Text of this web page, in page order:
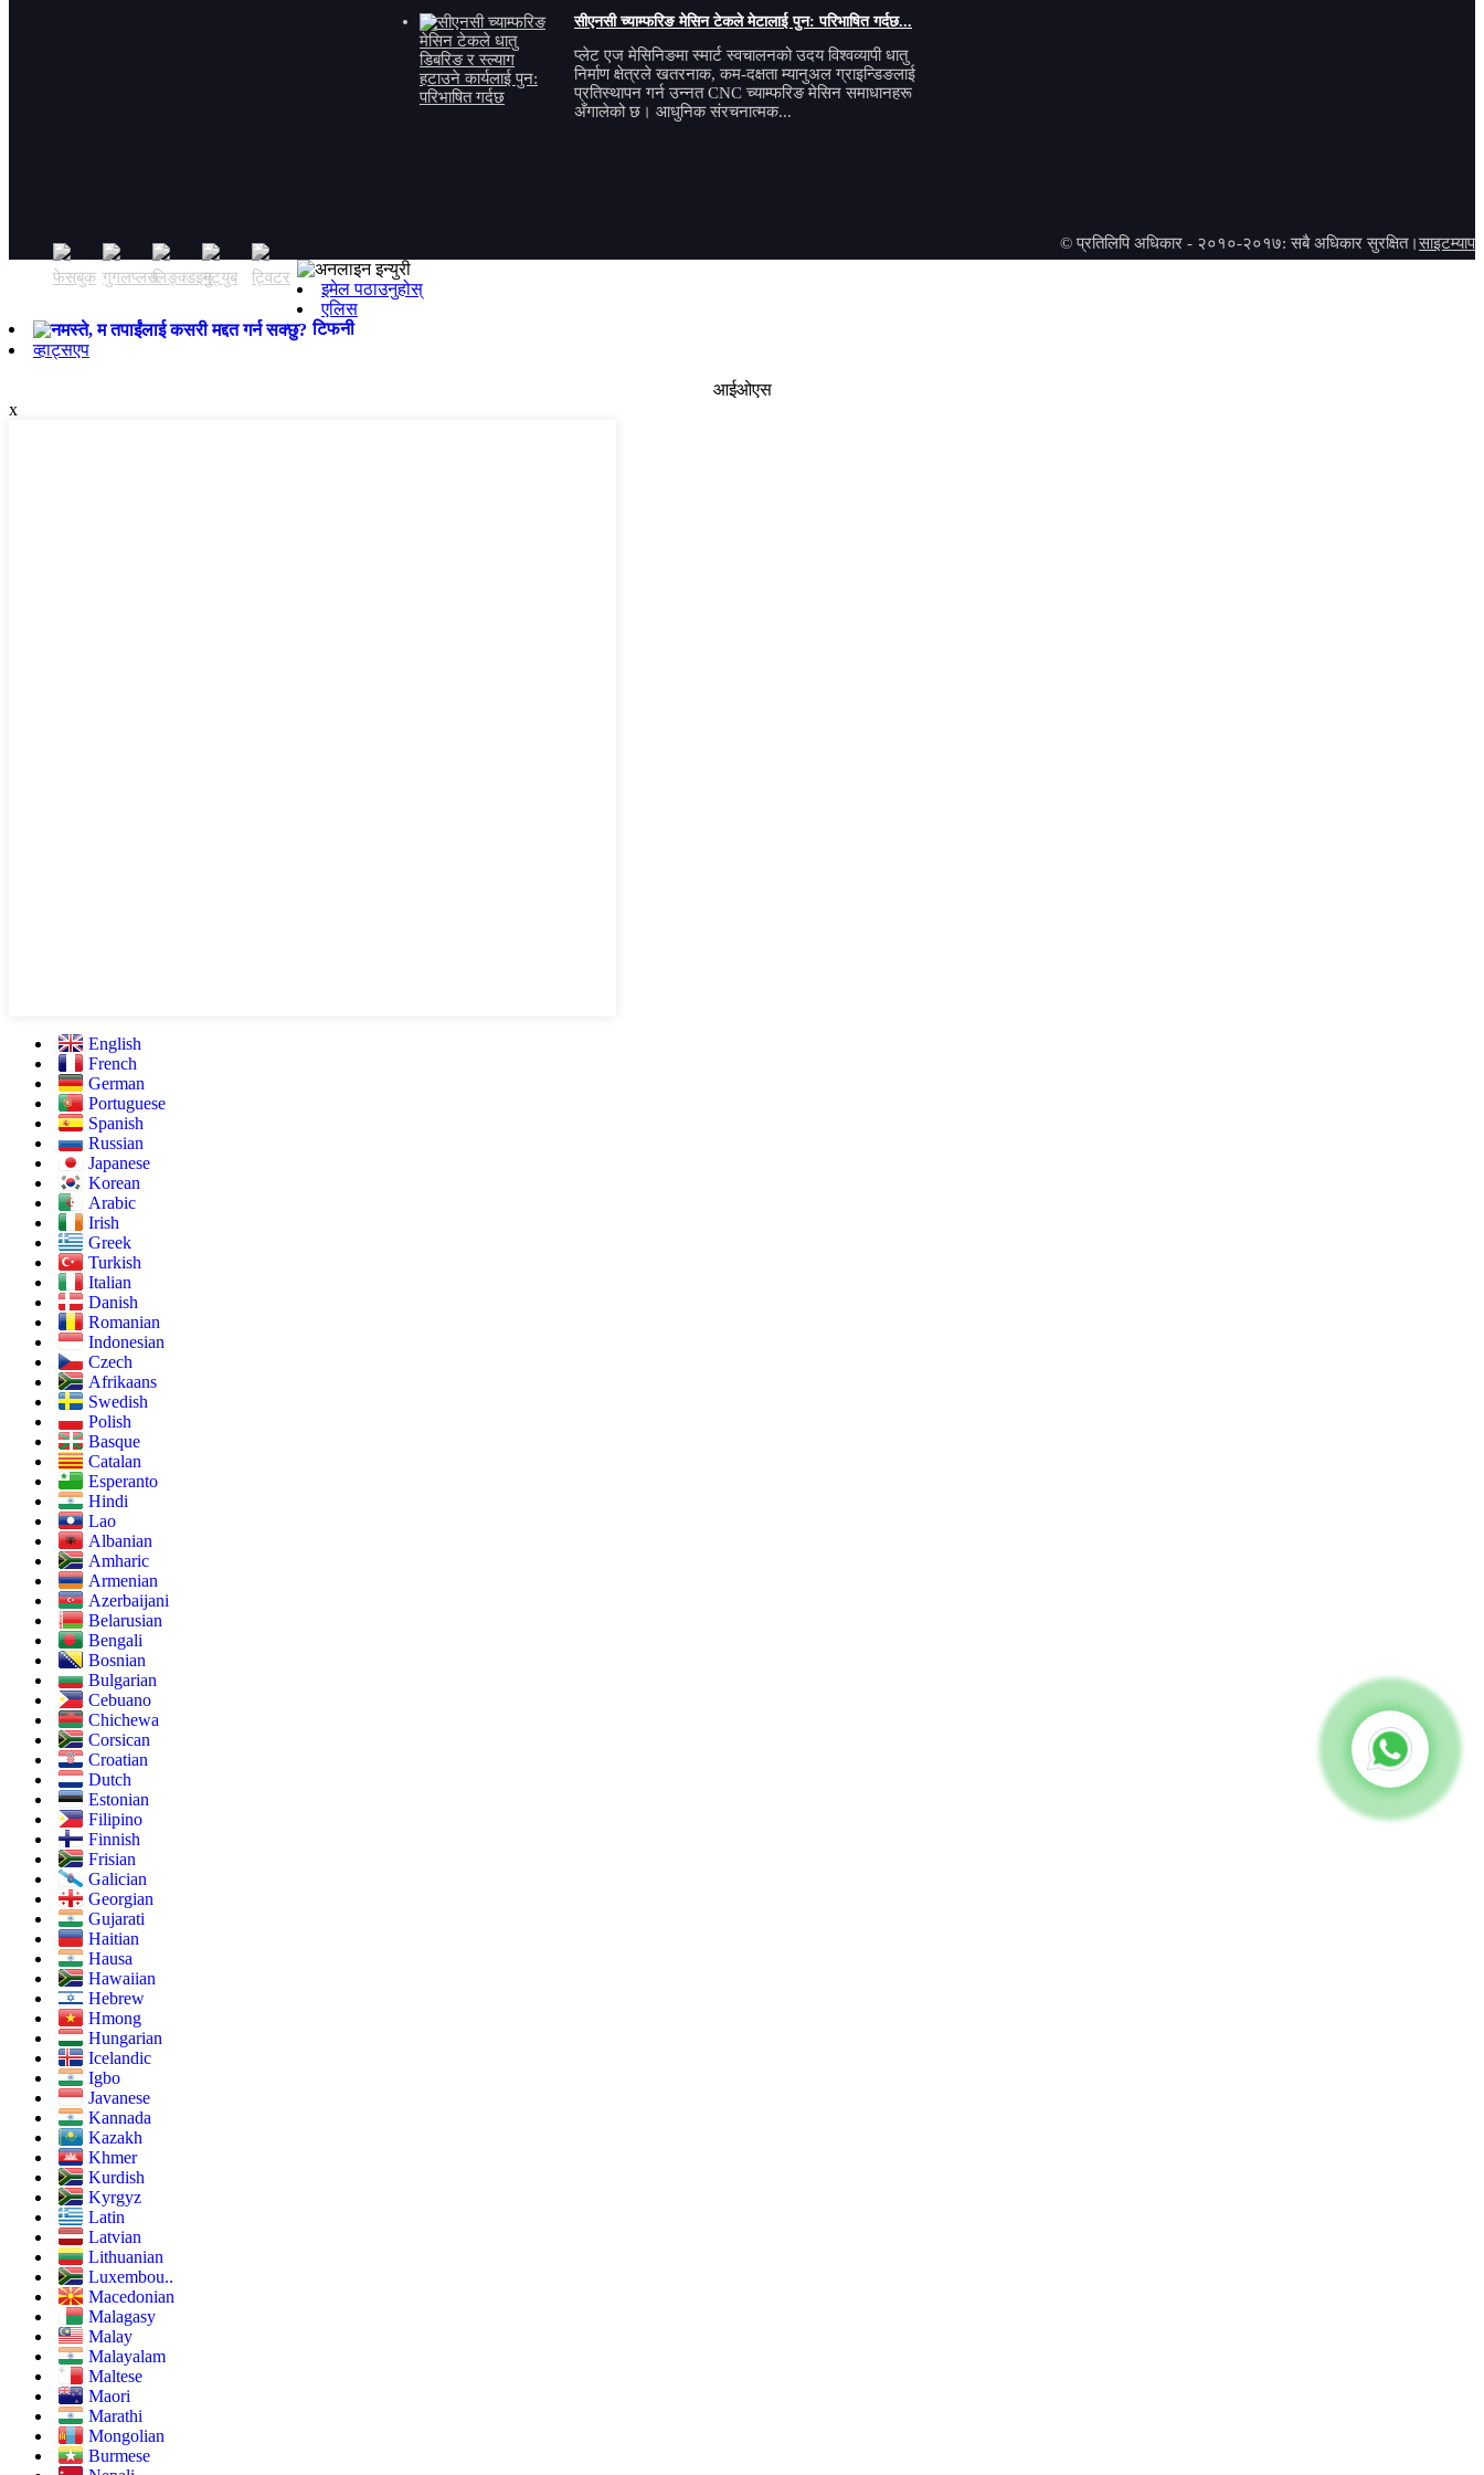
सीएनसी च्याम्फरिङ मेसिन टेकले मेटालाई पुन: परिभाषित गर्दछ...
प्लेट एज मेसिनिङमा स्मार्ट स्वचालनको उदय विश्वव्यापी धातु
निर्माण क्षेत्रले खतरनाक, कम-दक्षता म्यानुअल ग्राइन्डिङलाई
प्रतिस्थापन गर्न उन्नत CNC च्याम्फरिङ मेसिन समाधानहरू
अँगालेको छ। आधुनिक संरचनात्मक...
© प्रतिलिपि अधिकार - २०१०-२०१७: सबै अधिकार सुरक्षित।साइटम्याप
इमेल पठाउनुहोस्
एलिस
टिफनी
व्हाट्सएप
आईओएस
x
English
French
German
Portuguese
Spanish
Russian
Japanese
Korean
Arabic
Irish
Greek
Turkish
Italian
Danish
Romanian
Indonesian
Czech
Afrikaans
Swedish
Polish
Basque
Catalan
Esperanto
Hindi
Lao
Albanian
Amharic
Armenian
Azerbaijani
Belarusian
Bengali
Bosnian
Bulgarian
Cebuano
Chichewa
Corsican
Croatian
Dutch
Estonian
Filipino
Finnish
Frisian
Galician
Georgian
Gujarati
Haitian
Hausa
Hawaiian
Hebrew
Hmong
Hungarian
Icelandic
Igbo
Javanese
Kannada
Kazakh
Khmer
Kurdish
Kyrgyz
Latin
Latvian
Lithuanian
Luxembou..
Macedonian
Malagasy
Malay
Malayalam
Maltese
Maori
Marathi
Mongolian
Burmese